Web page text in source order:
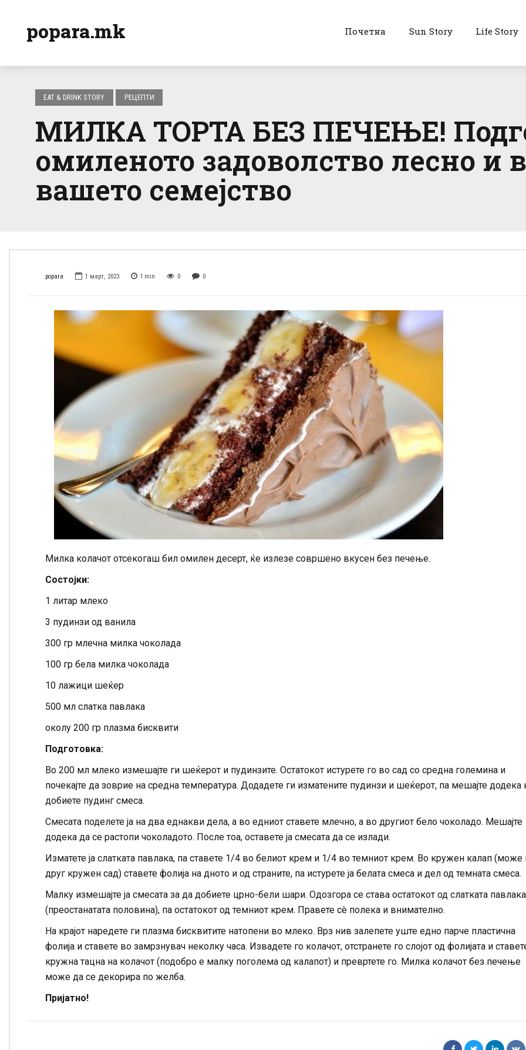
popara.mk Почетна Sun Story Life Story
EAT & DRINK STORY РЕЦЕПТИ
МИЛКА ТОРТА БЕЗ ПЕЧЕЊЕ!
омиленото задоволство лесно и
вашето семејство
popara 1 март, 2023 1 min 0 0
Милка колачот отсекогаш бил омилен десерт, ќе излезе совршено вкусен без печење.
Состојки:
1 литар млеко
3 пудинзи од ванила
300 гр млечна милка чоколада
100 гр бела милка чоколада
10 лажици шеќер
500 мл слатка павлака
околу 200 гр плазма бисквити
Подготовка:
Во 200 мл млеко измешајте ги шеќерот и пудинзите. Остатокот истурете го во сад со средна големина и
почекајте да зоврие на средна температура. Додадете ги изматените пудинзи и шеќерот, па мешајте додека
добиете пудинг смеса.
Смесата поделете ја на два еднакви дела, а во едниот ставете млечно, а во другиот бело чоколадо. Мешајте
додека да се растопи чоколадото. После тоа, оставете ја смесата да се излади.
Изматете ја слатката павлака, па ставете 1/4 во белиот крем и 1/4 во темниот крем. Во кружен калап (може
друг кружен сад) ставете фолија на дното и од страните, па истурете ја белата смеса и дел од темната смеса.
Малку измешајте ја смесата за да добиете црно-бели шари. Одозгора се става остатокот од слатката павлака
(преостанатата половина), па остатокот од темниот крем. Правете сè полека и внимателно.
На крајот наредете ги плазма бисквитите натопени во млеко. Врз нив залепете уште едно парче пластична
фолија и ставете во замрзнувач неколку часа. Извадете го колачот, отстранете го слојот од фолијата и
кружна тацна на колачот (подобро е малку поголема од калапот) и превртете го. Милка колачот без печење
може да се декорира по желба.
Пријатно!